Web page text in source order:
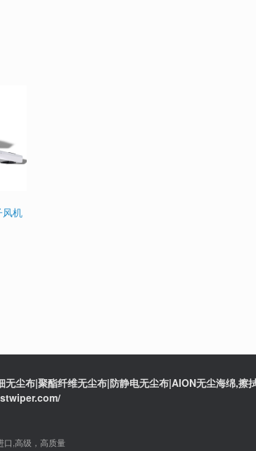
风机
尘布|聚酯纤维无尘布|防静电无尘布|AION无尘海绵,擦
口,高级，高质量